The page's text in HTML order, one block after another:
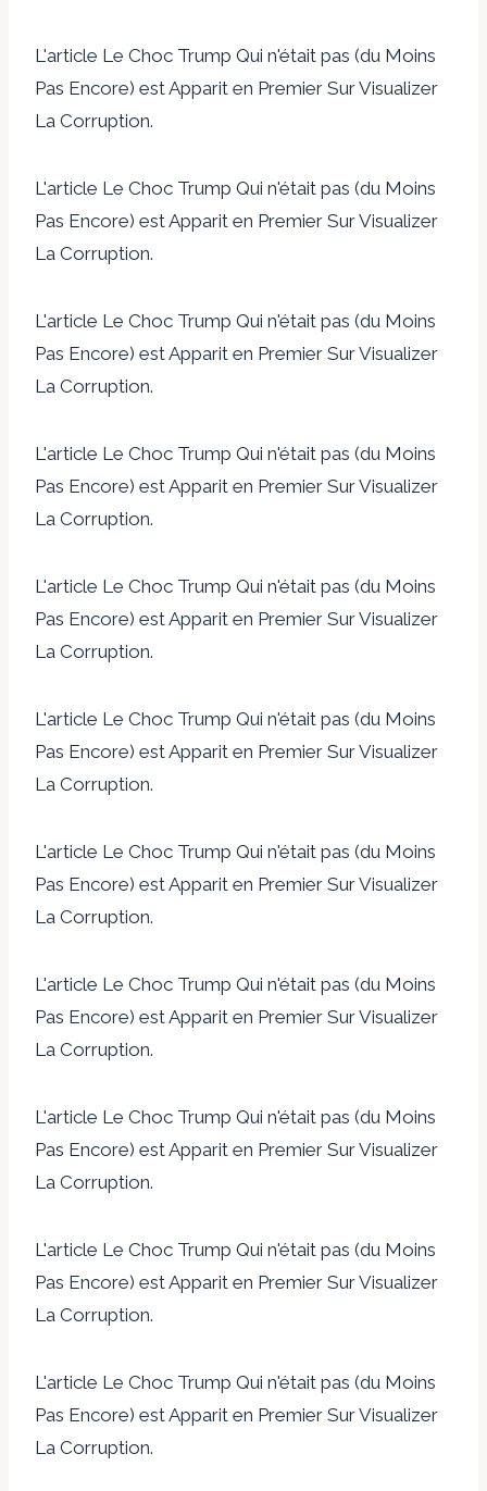
L'article Le Choc Trump Qui n'était pas (du Moins
Pas Encore) est Apparit en Premier Sur Visualizer
La Corruption.
L'article Le Choc Trump Qui n'était pas (du Moins
Pas Encore) est Apparit en Premier Sur Visualizer
La Corruption.
L'article Le Choc Trump Qui n'était pas (du Moins
Pas Encore) est Apparit en Premier Sur Visualizer
La Corruption.
L'article Le Choc Trump Qui n'était pas (du Moins
Pas Encore) est Apparit en Premier Sur Visualizer
La Corruption.
L'article Le Choc Trump Qui n'était pas (du Moins
Pas Encore) est Apparit en Premier Sur Visualizer
La Corruption.
L'article Le Choc Trump Qui n'était pas (du Moins
Pas Encore) est Apparit en Premier Sur Visualizer
La Corruption.
L'article Le Choc Trump Qui n'était pas (du Moins
Pas Encore) est Apparit en Premier Sur Visualizer
La Corruption.
L'article Le Choc Trump Qui n'était pas (du Moins
Pas Encore) est Apparit en Premier Sur Visualizer
La Corruption.
L'article Le Choc Trump Qui n'était pas (du Moins
Pas Encore) est Apparit en Premier Sur Visualizer
La Corruption.
L'article Le Choc Trump Qui n'était pas (du Moins
Pas Encore) est Apparit en Premier Sur Visualizer
La Corruption.
L'article Le Choc Trump Qui n'était pas (du Moins
Pas Encore) est Apparit en Premier Sur Visualizer
La Corruption.